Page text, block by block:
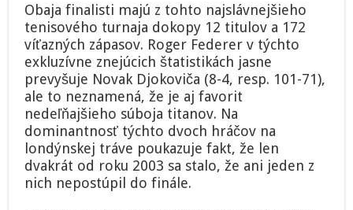
Obaja finalisti majú z tohto najslávnejšieho
tenisového turnaja dokopy 12 titulov a 172
víťazných zápasov. Roger Federer v týchto
exkluzívne znejúcich štatistikách jasne
prevyšuje Novak Djokoviča (8-4, resp. 101-71),
ale to neznamená, že je aj favorit
nedeľňajšieho súboja titanov. Na
dominantnosť týchto dvoch hráčov na
londýnskej tráve poukazuje fakt, že len
dvakrát od roku 2003 sa stalo, že ani jeden z
nich nepostúpil do finále.